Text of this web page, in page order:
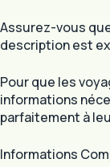
Assurez-vous
description est
Pour que les
informations
parfaitement à
Informations